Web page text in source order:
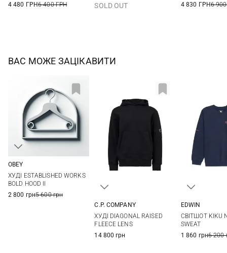
4 480 ГРН6 400 ГРН SOLD OUT
4 830 ГРН6
ВАС МОЖЕ ЗАЦІКАВИТИ
XXL
OBEY
ХУДІ ESTABLISHED WORKS
BOLD HOOD II
2 800 грн5 600 грн
XXL
C.P. COMPANY
ХУДІ DIAGONAL RAISED
FLEECE LENS
14 800 грн
EDWIN
СВІТШОТ KIKU
SWEAT
1 860 грн6 200